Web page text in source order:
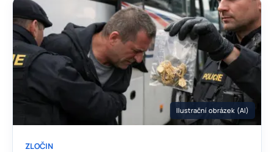
Ilustrační obrázek (AI)
ZLOČIN